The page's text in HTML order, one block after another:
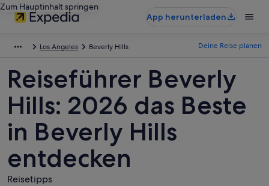
Zum Hauptinhalt springen
App herunterladen
Los Angeles Beverly Hills Deine Reise planen
Reiseführer Beverly
Hills: 2026 das Beste
in Beverly Hills
entdecken
Reisetipps